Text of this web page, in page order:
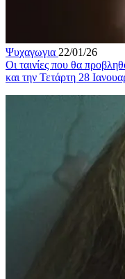
Ψυχαγωγια 22/01/26
Οι ταινίες που θα
και την Τετάρτη 28